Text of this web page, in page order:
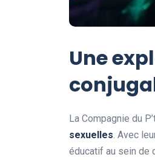
Une
La Compagnie du
sexuelles. Avec
éducatif au sein de